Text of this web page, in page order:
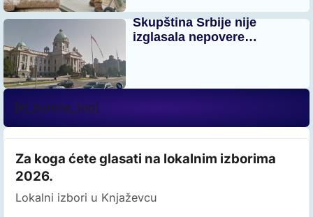
Skupština Srbije nije
izglasala nepovere…
[kl_kursna_top]
Za koga ćete glasati na lokalnim izborima
2026.
Lokalni izbori u Knjaževcu